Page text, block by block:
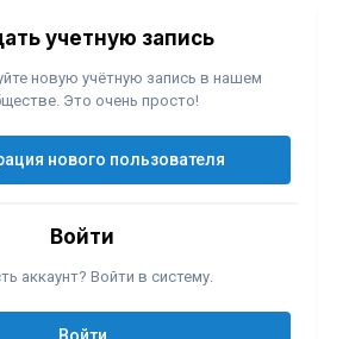
учетную запись
новую учётную запись в нашем
Это очень просто!
нового пользователя
Войти
аккаунт? Войти в систему.